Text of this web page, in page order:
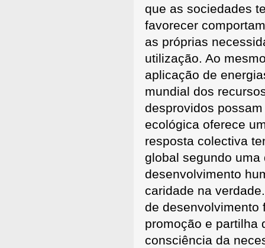
que as sociedades
favorecer
as próprias
utilização. Ao
aplicação de
mundial dos
desprovidos
ecológica oferece
resposta colectiva
global segundo
desenvolvimento
caridade na
de desenvolvimento
promoção e partilha
consciência da